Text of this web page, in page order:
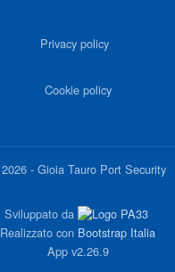
Privacy policy
Cookie policy
2026- Gioia Tauro Port Security
Sviluppato da
Realizzato con Bootstrap Italia
App v2.26.9